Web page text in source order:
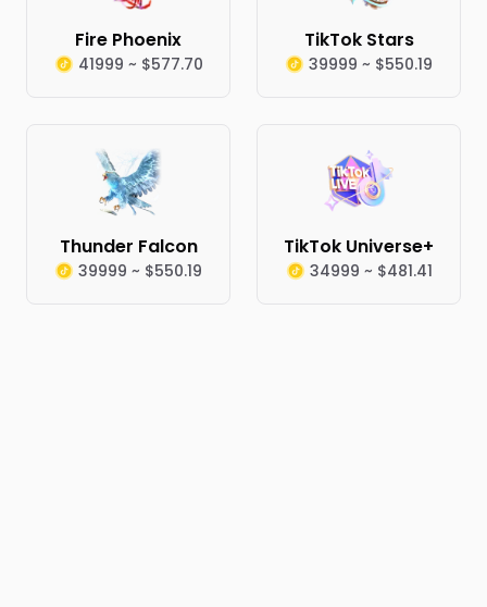
Fire Phoenix
41999 ~ $577.70
TikTok Stars
39999 ~ $550.19
Thunder Falcon
39999 ~ $550.19
TikTok Universe+
34999 ~ $481.41